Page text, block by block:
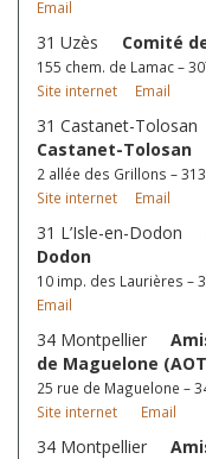
Email
31 Uzès Comité
155 chem. de Lamac –
Site internet
Email
31 Castanet-
Castanet-Tolosan
2 allée des Grillons –
Site internet
Email
31 L’Isle-en-Dodon
Dodon
10 imp. des Laurières –
Email
34 Montpellier
de Maguelone
25 rue de Maguelone –
Site internet
Email
34 Montpellier